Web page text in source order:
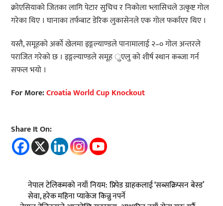
क्रोएसियाको जितका लागि पेटार सुचिच र निकोला भ्लासिचले उत्कृष्ट गोल
गरेका थिए । घानाका तर्फबाट डेरिक लुकासेनले एक गोल फर्काएर थिए ।
यस्तै, समूहको अर्को खेलमा इङ्गल्याण्डले पानामालाई २–० गोल अन्तरले
पराजित गरेको छ । इङ्गल्याण्डले समूह ुएलु को शीर्ष स्थान कब्जा गर्न
सफल भयो ।
For More:Croatia World Cup Knockout
Share It On:
नेपाल टेलिकमको नयाँ नियम: प्रिपेड ग्राहकलाई ‘सब्सक्रिप्सन बेस्ड’
सेवा, हरेक महिना प्याकेज किन्नु नपर्ने